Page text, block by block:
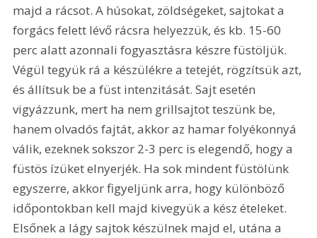
majd a rácsot. A húsokat, zöldségeket, sajtokat a
forgács felett lévő rácsra helyezzük, és kb. 15-60
perc alatt azonnali fogyasztásra készre füstöljük.
Végül tegyük rá a készülékre a tetejét, rögzítsük azt,
és állítsuk be a füst intenzitását. Sajt esetén
vigyázzunk, mert ha nem grillsajtot teszünk be,
hanem olvadós fajtát, akkor az hamar folyékonnyá
válik, ezeknek sokszor 2-3 perc is elegendő, hogy a
füstös ízüket elnyerjék. Ha sok mindent füstölünk
egyszerre, akkor figyeljünk arra, hogy különböző
időpontokban kell majd kivegyük a kész ételeket.
Elsőnek a lágy sajtok készülnek majd el, utána a